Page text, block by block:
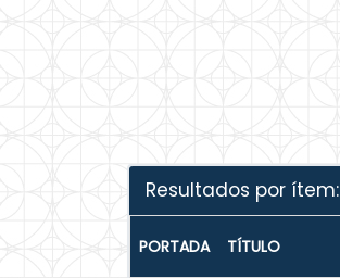
Resultados por ítem:
PORTADA TÍTULO